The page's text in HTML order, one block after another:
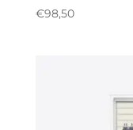
€98,50